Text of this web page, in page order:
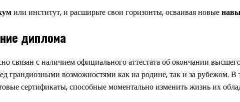
или институт, и расширьте свои горизонты, осваивая новые
диплома
связан с наличием официального аттестата об окончании
грандиозными возможностями как на родине, так и за рубежом. В
сертификаты, способные моментально изменить жизнь их